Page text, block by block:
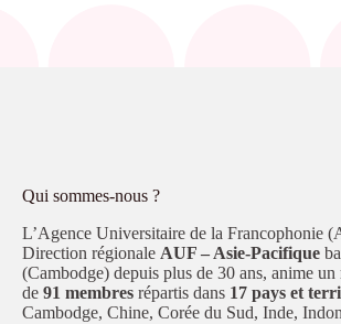
Qui sommes-nous ?
L’Agence Universitaire de la Francophonie
Direction régionale AUF – Asie-Pacifique
(Cambodge) depuis plus de 30 ans, anime un
de 91 membres répartis dans 17 pays et
Cambodge, Chine, Corée du Sud, Inde,